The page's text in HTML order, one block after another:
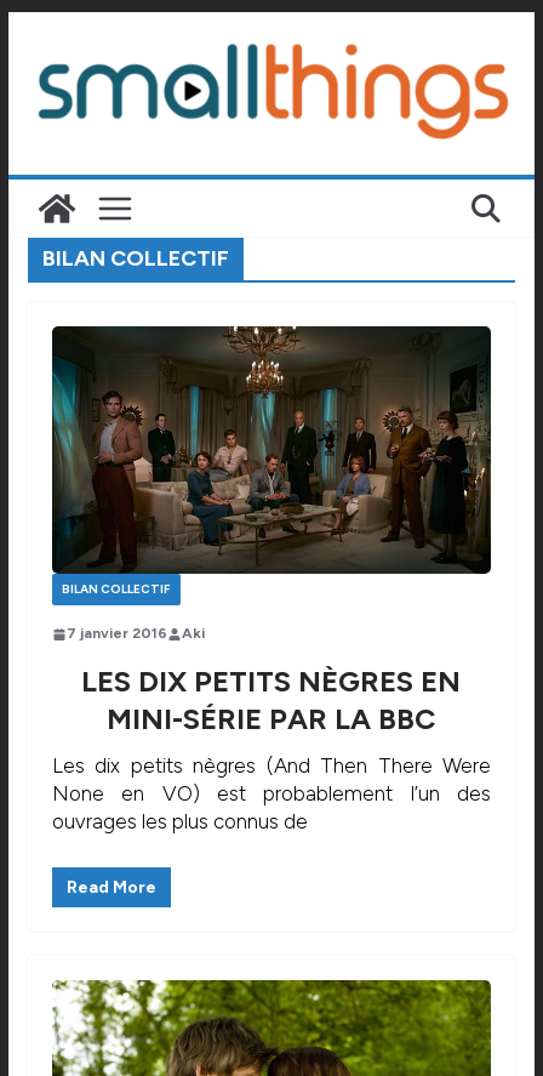
contenu
BILAN COLLECTIF
BILAN COLLECTIF
7 janvier 2016 Aki
LES DIX PETITS NÈGRES EN
MINI-SÉRIE PAR LA BBC
Les dix petits nègres (And Then There Were
None en VO) est probablement l’un des
ouvrages les plus connus de
Read More